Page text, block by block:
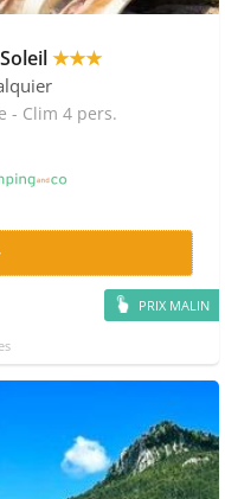
★★★
- Clim 4 pers.
PRIX MALIN